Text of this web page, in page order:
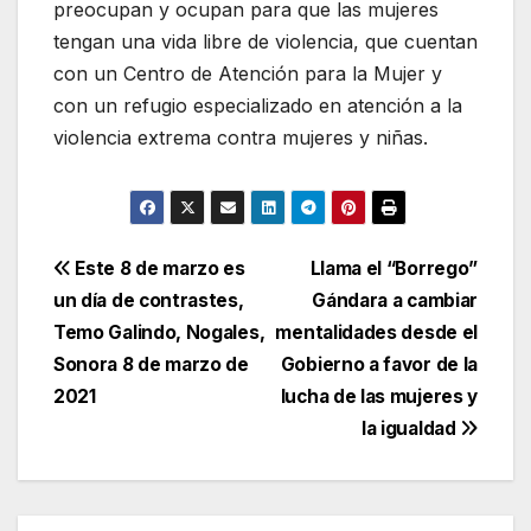
preocupan y ocupan para que las mujeres
tengan una vida libre de violencia, que cuentan
con un Centro de Atención para la Mujer y
con un refugio especializado en atención a la
violencia extrema contra mujeres y niñas.
Navegación
de
entradas
Llama el “Borrego”
Gándara a cambiar
mentalidades desde el
Gobierno a favor de la
lucha de las mujeres y
la igualdad
Este 8 de marzo es
un día de contrastes,
Temo Galindo, Nogales,
Sonora 8 de marzo de
2021